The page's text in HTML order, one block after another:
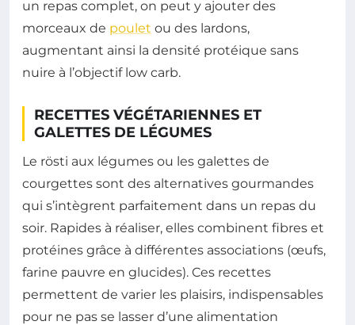
un repas complet, on peut y ajouter des
morceaux de poulet ou des lardons,
augmentant ainsi la densité protéique sans
nuire à l’objectif low carb.
RECETTES VÉGÉTARIENNES ET
GALETTES DE LÉGUMES
Le rösti aux légumes ou les galettes de
courgettes sont des alternatives gourmandes
qui s’intègrent parfaitement dans un repas du
soir. Rapides à réaliser, elles combinent fibres et
protéines grâce à différentes associations (œufs,
farine pauvre en glucides). Ces recettes
permettent de varier les plaisirs, indispensables
pour ne pas se lasser d’une alimentation